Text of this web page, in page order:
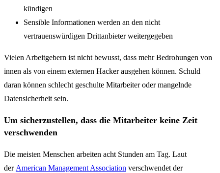
kündigen
Sensible Informationen werden an den nicht
vertrauenswürdigen Drittanbieter weitergegeben
Vielen Arbeitgebern ist nicht bewusst, dass mehr Bedrohungen von
innen als von einem externen Hacker ausgehen können. Schuld
daran können schlecht geschulte Mitarbeiter oder mangelnde
Datensicherheit sein.
Um sicherzustellen, dass die Mitarbeiter keine Zeit
verschwenden
Die meisten Menschen arbeiten acht Stunden am Tag. Laut
der American Management Association verschwendet der